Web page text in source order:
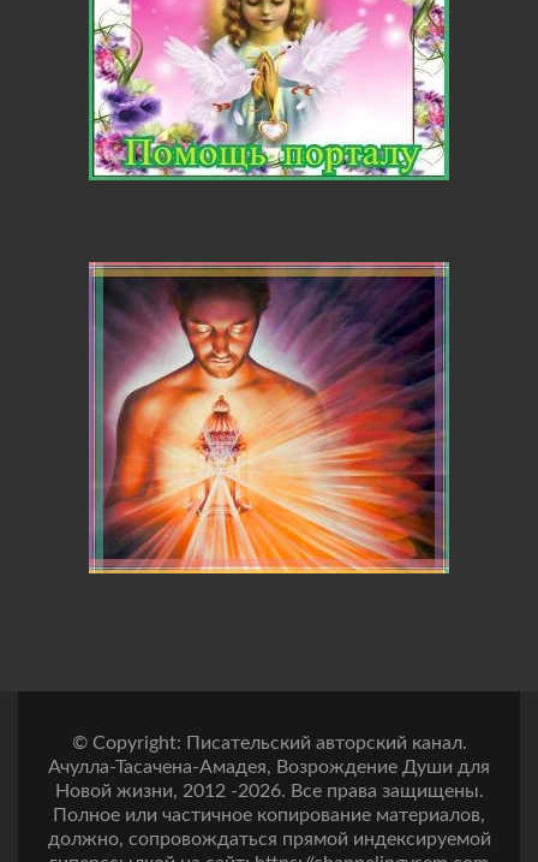
© Copyright: Писательский авторский канал.
Ачулла-Тасачена-Амадея, Возрождение Души для
Новой жизни, 2012 -2026. Все права защищены.
Полное или частичное копирование материалов,
должно, сопровождаться прямой индексируемой